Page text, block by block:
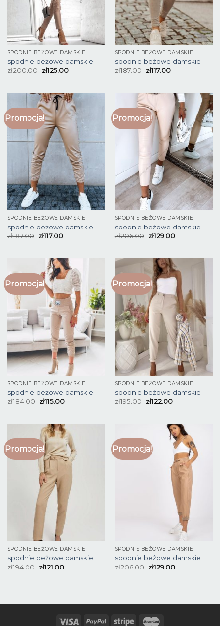
SPODNIE BEŻOWE DAMSKIE
spodnie beżowe damskie
zł200.00 zł125.00
SPODNIE BEŻOWE DAMSKIE
spodnie beżowe damskie
zł187.00 zł117.00
Promocja!
SPODNIE BEŻOWE DAMSKIE
spodnie beżowe damskie
zł187.00 zł117.00
Promocja!
SPODNIE BEŻOWE DAMSKIE
spodnie beżowe damskie
zł206.00 zł129.00
Promocja!
SPODNIE BEŻOWE DAMSKIE
spodnie beżowe damskie
zł184.00 zł115.00
Promocja!
SPODNIE BEŻOWE DAMSKIE
spodnie beżowe damskie
zł195.00 zł122.00
Promocja!
SPODNIE BEŻOWE DAMSKIE
spodnie beżowe damskie
zł194.00 zł121.00
Promocja!
SPODNIE BEŻOWE DAMSKIE
spodnie beżowe damskie
zł206.00 zł129.00